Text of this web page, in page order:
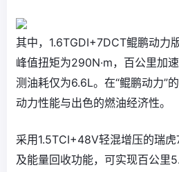
其中，1.6TGDI+7DCT鲲鹏动力
峰值扭矩为290N·m，百公里加
测油耗仅为6.6L。在“鲲鹏动力”
动力性能与出色的燃油经济性。
采用1.5TCI+48V轻混增压的瑞
及能量回收功能，可实现百公里